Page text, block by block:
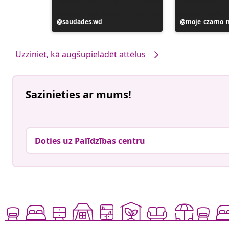
Ierakstu
publicējis
saudades.wd
Ierakstu
publicējis
Uzziniet, kā augšupielādēt attēlus
Sazinieties ar mums!
Doties uz Palīdzības centru